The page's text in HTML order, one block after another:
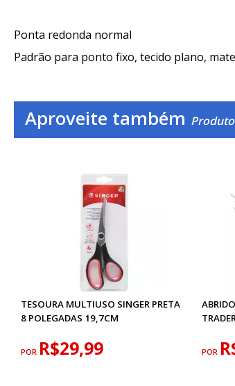
Ponta redonda normal
Padrão para ponto fixo, tecido plano,
Aproveite também
TESOURA MULTIUSO SINGER PRETA
8 POLEGADAS 19,7CM
POR R$29,99 POR